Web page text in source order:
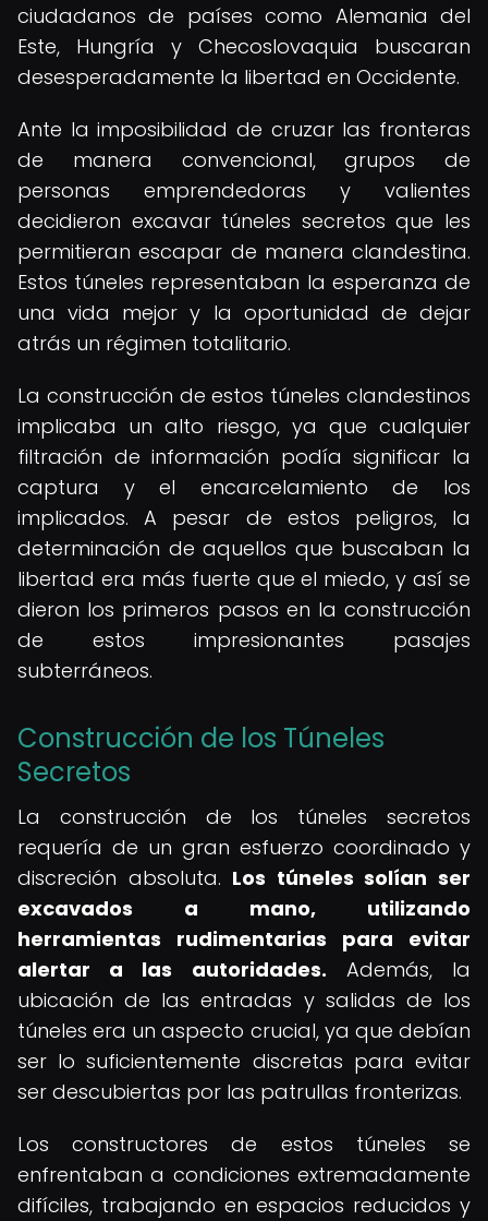
ciudadanos de países como Alemania del
Este, Hungría y Checoslovaquia buscaran
desesperadamente la libertad en Occidente.
Ante la imposibilidad de cruzar las fronteras
de manera convencional, grupos de
personas emprendedoras y valientes
decidieron excavar túneles secretos que les
permitieran escapar de manera clandestina.
Estos túneles representaban la esperanza de
una vida mejor y la oportunidad de dejar
atrás un régimen totalitario.
La construcción de estos túneles clandestinos
implicaba un alto riesgo, ya que cualquier
filtración de información podía significar la
captura y el encarcelamiento de los
implicados. A pesar de estos peligros, la
determinación de aquellos que buscaban la
libertad era más fuerte que el miedo, y así se
dieron los primeros pasos en la construcción
de estos impresionantes pasajes
subterráneos.
Construcción de los Túneles
Secretos
La construcción de los túneles secretos
requería de un gran esfuerzo coordinado y
discreción absoluta. Los túneles solían ser
excavados a mano, utilizando
herramientas rudimentarias para evitar
alertar a las autoridades. Además, la
ubicación de las entradas y salidas de los
túneles era un aspecto crucial, ya que debían
ser lo suficientemente discretas para evitar
ser descubiertas por las patrullas fronterizas.
Los constructores de estos túneles se
enfrentaban a condiciones extremadamente
difíciles, trabajando en espacios reducidos y